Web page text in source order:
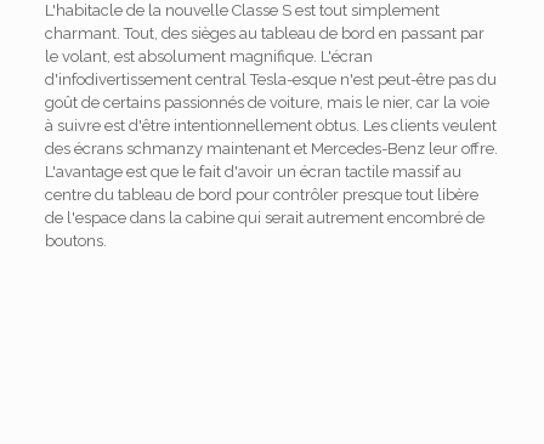
L'habitacle de la nouvelle Classe S est tout simplement
charmant. Tout, des sièges au tableau de bord en passant par
le volant, est absolument magnifique. L'écran
d'infodivertissement central Tesla-esque n'est peut-être pas du
goût de certains passionnés de voiture, mais le nier, car la voie
à suivre est d'être intentionnellement obtus. Les clients veulent
des écrans schmanzy maintenant et Mercedes-Benz leur offre.
L'avantage est que le fait d'avoir un écran tactile massif au
centre du tableau de bord pour contrôler presque tout libère
de l'espace dans la cabine qui serait autrement encombré de
boutons.